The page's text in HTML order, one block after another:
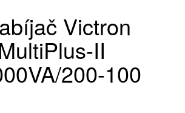
Victron
II
200-100